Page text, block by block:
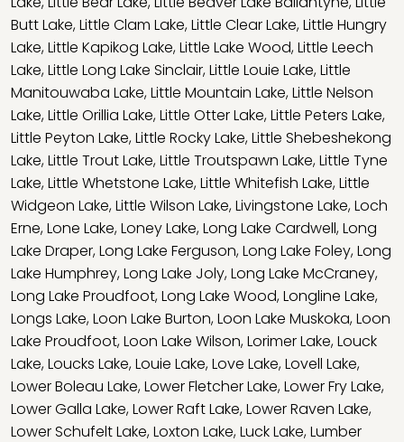
Butt Lake,Little Clam Lake,Little Clear Lake,Little Hungry
Lake,Little Kapikog Lake,Little Lake Wood,Little Leech
Lake,Little Long Lake Sinclair,Little Louie Lake,Little
Manitouwaba Lake,Little Mountain Lake,Little Nelson
Lake,Little Orillia Lake,Little Otter Lake,Little Peters Lake,
Little Peyton Lake,Little Rocky Lake,Little Shebeshekong
Lake,Little Trout Lake,Little Troutspawn Lake,Little Tyne
Lake,Little Whetstone Lake,Little Whitefish Lake,Little
Widgeon Lake,Little Wilson Lake,Livingstone Lake,Loch
Erne,Lone Lake,Loney Lake,Long Lake Cardwell,Long
Lake Draper,Long Lake Ferguson,Long Lake Foley,Long
Lake Humphrey,Long Lake Joly,Long Lake McCraney,
Long Lake Proudfoot,Long Lake Wood,Longline Lake,
Longs Lake,Loon Lake Burton,Loon Lake Muskoka,Loon
Lake Proudfoot,Loon Lake Wilson,Lorimer Lake,Louck
Lake,Loucks Lake,Louie Lake,Love Lake,Lovell Lake,
Lower Boleau Lake,Lower Fletcher Lake,Lower Fry Lake,
Lower Galla Lake,Lower Raft Lake,Lower Raven Lake,
Lower Schufelt Lake,Loxton Lake,Luck Lake,Lumber